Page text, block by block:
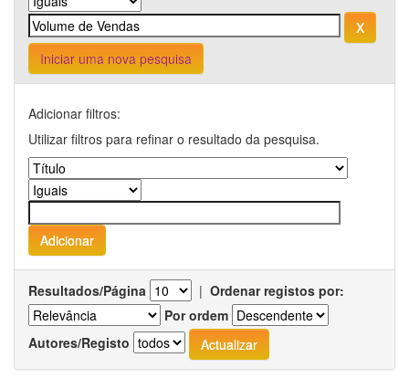
Iniciar uma nova pesquisa
Adicionar filtros:
Utilizar filtros para refinar o resultado da pesquisa.
Resultados/Página | Ordenar registos por:
Por ordem
Autores/Registo